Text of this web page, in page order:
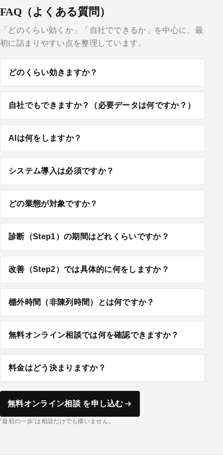
FAQ（よくある質問）
「どのくらい効くか」「自社でできるか」を中心に、最
初に詰まりやすい点を整理しています。
どのくらい効きますか？
自社でもできますか？（必要データは何ですか？）
AIは何をしますか？
システム導入は必須ですか？
どの業態が対象ですか？
診断（Step1）の期間はどれくらいですか？
改善（Step2）では具体的に何をしますか？
棚外時間（非陳列時間）とは何ですか？
無料オンライン相談では何を確認できますか？
料金はどう決まりますか？
無料オンライン相談 を申し込む
“最初の一歩”は相談だけでも構いません。